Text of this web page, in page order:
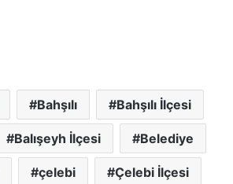
Bahşılı Bahşılı İlçesi
Balışeyh İlçesi Belediye
çelebi Çelebi İlçesi